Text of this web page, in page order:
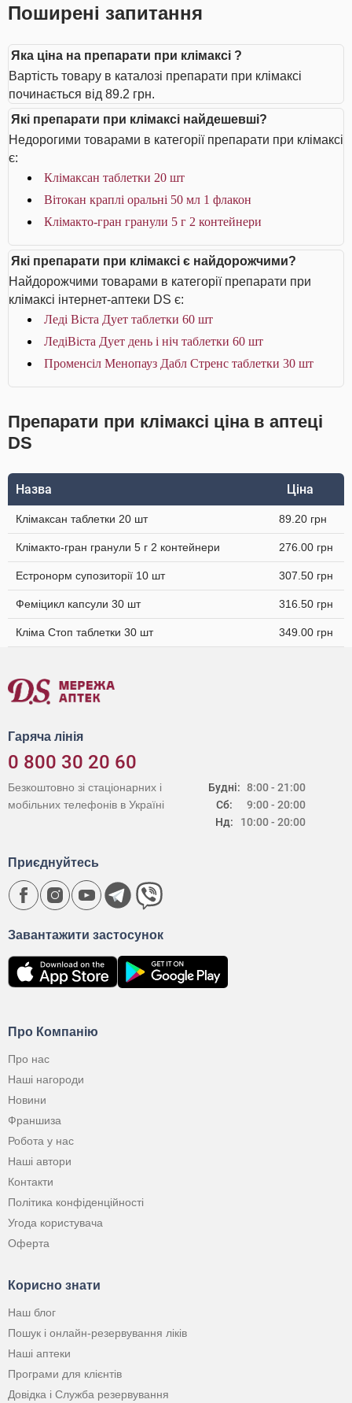
Поширені запитання
Яка ціна на препарати при клімаксі ?
Вартість товару в каталозі препарати при клімаксі
починається від 89.2 грн.
Які препарати при клімаксі найдешевші?
Недорогими товарами в категорії препарати при клімаксі
є:
Клімаксан таблетки 20 шт
Вітокан краплі оральні 50 мл 1 флакон
Клімакто-гран гранули 5 г 2 контейнери
Які препарати при клімаксі є найдорожчими?
Найдорожчими товарами в категорії препарати при
клімаксі інтернет-аптеки DS є:
Леді Віста Дует таблетки 60 шт
ЛедіВіста Дует день і ніч таблетки 60 шт
Променсіл Менопауз Дабл Стренс таблетки 30 шт
Препарати при клімаксі ціна в аптеці
DS
Назва Ціна
Клімаксан таблетки 20 шт 89.20 грн
Клімакто-гран гранули 5 г 2 контейнери 276.00 грн
Естронорм супозиторії 10 шт 307.50 грн
Феміцикл капсули 30 шт 316.50 грн
Кліма Стоп таблетки 30 шт 349.00 грн
Гаряча лінія
0 800 30 20 60
Будні:
Сб:
Нд:
8:00 - 21:00
9:00 - 20:00
10:00 - 20:00
Безкоштовно зі стаціонарних і
мобільних телефонів в Україні
Про Компанію
Про нас
Наші нагороди
Новини
Франшиза
Робота у нас
Наші автори
Контакти
Політика конфіденційності
Угода користувача
Оферта
Корисно знати
Наш блог
Пошук і онлайн-резервування ліків
Наші аптеки
Програми для клієнтів
Довідка і Служба резервування
Завантажити застосунок
Приєднуйтесь